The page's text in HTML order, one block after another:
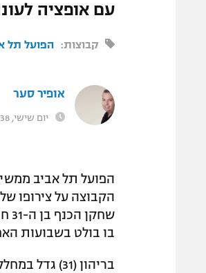
עם אופציה
קבוצות: הפועל תל
אופיר סער
יום שישי, 11:38, 04.10.24
הפועל תל אביב
הקבוצה על צירופו
בו בולט בשבועות
בריהון (31)